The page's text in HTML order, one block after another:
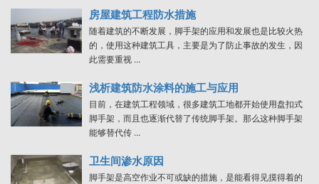
房屋建筑工程防水措施
随着建筑的不断发展，脚手架的应用和发展也是比较火热
的，使用这种建筑工具，主要是为了防止事故的发生，因
此需要重视 ...
浅析建筑防水涂料的施工与应用
目前，在建筑工程领域，很多建筑工地都开始使用盘扣式
脚手架，而且也逐渐代替了传统脚手架。那么这种脚手架
能够替代传 ...
卫生间渗水原因
脚手架是高空作业不可或缺的措施，是能看得见摸得着的